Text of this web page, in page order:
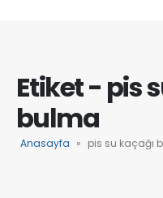
Etiket - pis
bulma
Anasayfa » pis su kaçağı